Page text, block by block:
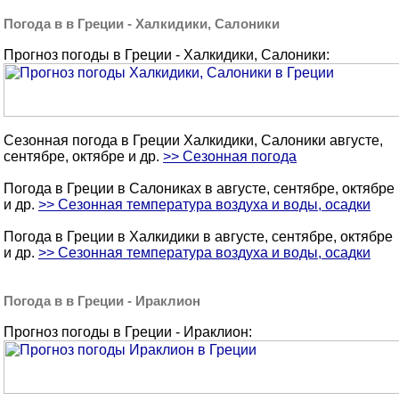
Погода в в Греции - Халкидики, Салоники
Прогноз погоды в Греции - Халкидики, Салоники:
Сезонная погода в Греции Халкидики, Салоники августе,
сентябре, октябре и др. >> Сезонная погода
Погода в Греции в Салониках в августе, сентябре, октябре
и др. >> Сезонная температура воздуха и воды, осадки
Погода в Греции в Халкидики в августе, сентябре, октябре
и др. >> Сезонная температура воздуха и воды, осадки
Погода в в Греции - Ираклион
Прогноз погоды в Греции - Ираклион: